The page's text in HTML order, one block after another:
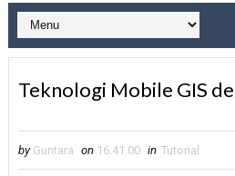
Teknologi Mobile GIS
by Guntara on 16.41.00 in Tutorial